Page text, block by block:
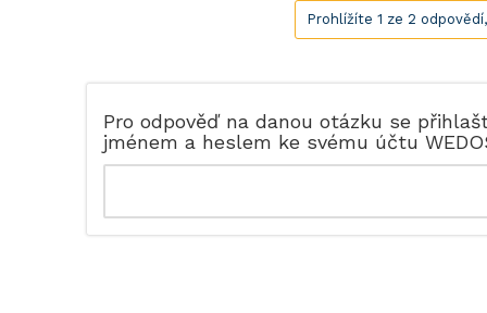
Prohlížíte 1 ze 2
Pro odpověď na danou otázku se
jménem a heslem ke svému účtu